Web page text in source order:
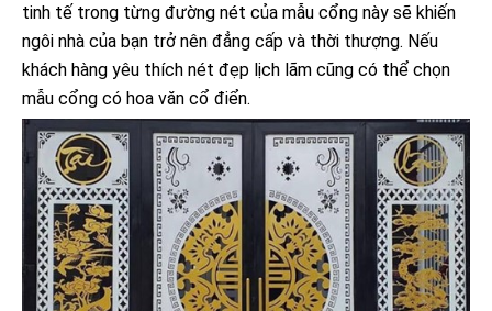
tinh tế trong từng đường nét của mẫu cổng này sẽ khiến
ngôi nhà của bạn trở nên đẳng cấp và thời thượng. Nếu
khách hàng yêu thích nét đẹp lịch lãm cũng có thể chọn
mẫu cổng có hoa văn cổ điển.